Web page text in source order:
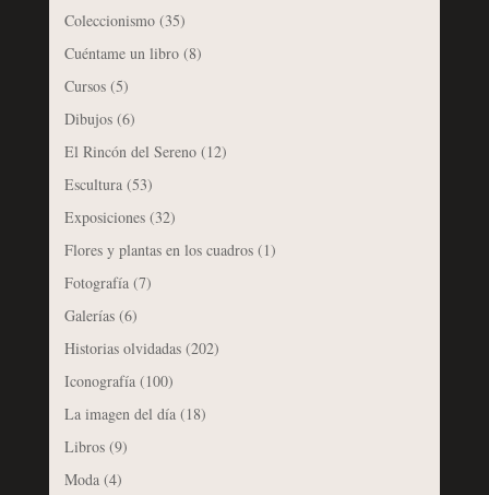
Coleccionismo(35)
Cuéntame un libro(8)
Cursos(5)
Dibujos(6)
El Rincón del Sereno(12)
Escultura(53)
Exposiciones(32)
Flores y plantas en los cuadros(1)
Fotografía(7)
Galerías(6)
Historias olvidadas(202)
Iconografía(100)
La imagen del día(18)
Libros(9)
Moda(4)